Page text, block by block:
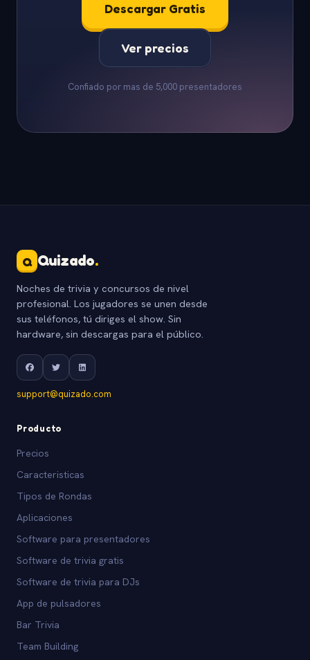
Descargar Gratis
Ver precios
Confiado por mas de 5,000 presentadores
Q Quizado.
Noches de trivia y concursos de nivel
profesional. Los jugadores se unen desde
sus teléfonos, tú diriges el show. Sin
hardware, sin descargas para el público.
support@quizado.com
Producto
Precios
Caracteristicas
Tipos de Rondas
Aplicaciones
Software para presentadores
Software de trivia gratis
Software de trivia para DJs
App de pulsadores
Bar Trivia
Team Building